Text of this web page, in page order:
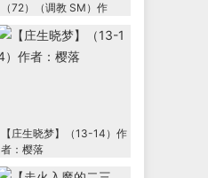
（72）（调教 SM）作
者：小龙哥
【庄生晓梦】（13-14）作
者：樱落